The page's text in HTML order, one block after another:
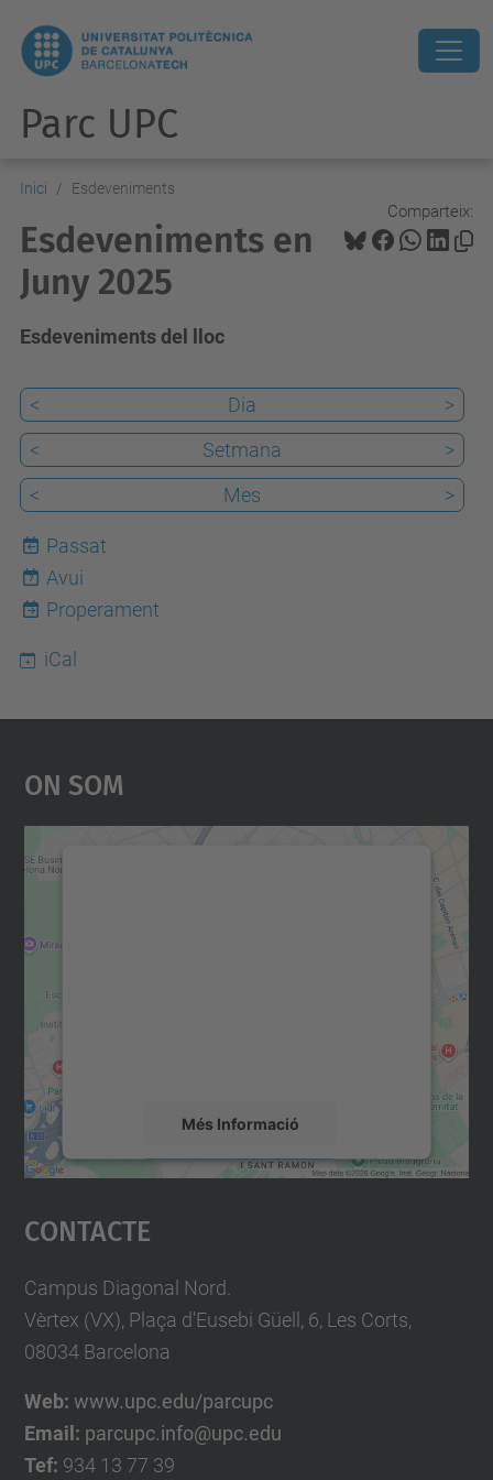
Parc UPC
Inici Esdeveniments
Comparteix:
Esdeveniments en
Juny 2025
Esdeveniments del lloc
< Dia
>
<
Setmana
>
<
Mes >
Passat
7
Avui
Properament
iCal
On Som
Més Informació
Accepta
powered by
Contacte
Campus Diagonal Nord.
Vèrtex (VX), Plaça d'Eusebi Güell, 6, Les Corts,
08034 Barcelona
Web: www.upc.edu/parcupc
Email: parcupc.info@upc.edu
Tef: 934 13 77 39